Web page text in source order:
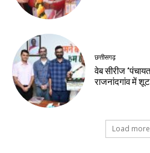
छत्तीसगढ़
वेब सीरीज
राजनांदगांव में
Load more